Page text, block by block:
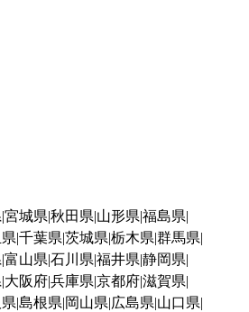
宮城県 秋田県 山形県 福島県
千葉県 茨城県 栃木県 群馬県
富山県 石川県 福井県 静岡県
大阪府兵庫県 京都府滋賀県
島根県 岡山県 広島県 山口県